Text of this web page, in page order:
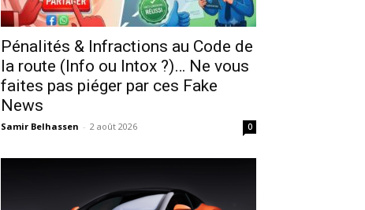
Pénalités & Infractions au Code de
la route (Info ou Intox ?)… Ne vous
faites pas piéger par ces Fake
News
Samir Belhassen - 2 août 2026 0